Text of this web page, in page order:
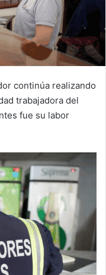
continúa realizando
trabajadora del
fue su labor